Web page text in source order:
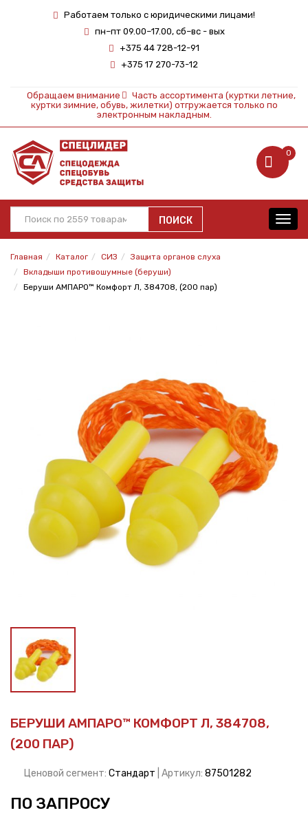
Работаем только с юридическими лицами!
пн–пт 09.00–17.00, сб–вс - вых
+375 44 728-12-91
+375 17 270-73-12
Обращаем внимание
Часть ассортимента (куртки летние,
куртки зимние, обувь, жилетки) отгружается только по
электронным накладным.
0
ПОИСК
Главная Каталог СИЗ
Защита органов слуха
Вкладыши противошумные (беруши)
Беруши АМПАРО™ Комфорт Л, 384708, (200 пар)
БЕРУШИ АМПАРО™ КОМФОРТ Л, 384708,
(200 ПАР)
Ценовой сегмент: Стандарт | Артикул: 87501282
ПО ЗАПРОСУ